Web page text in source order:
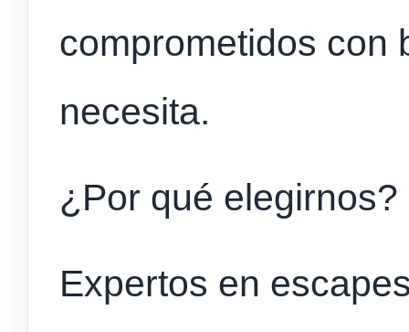
comprometidos con
necesita.
¿Por qué elegirnos?
Expertos en